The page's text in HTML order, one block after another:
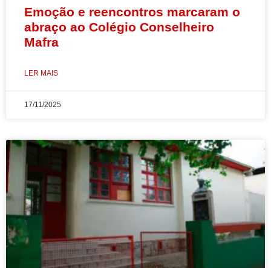
Emoção e reencontros marcaram o
abraço ao Colégio Conselheiro
Mafra
LER MAIS
17/11/2025